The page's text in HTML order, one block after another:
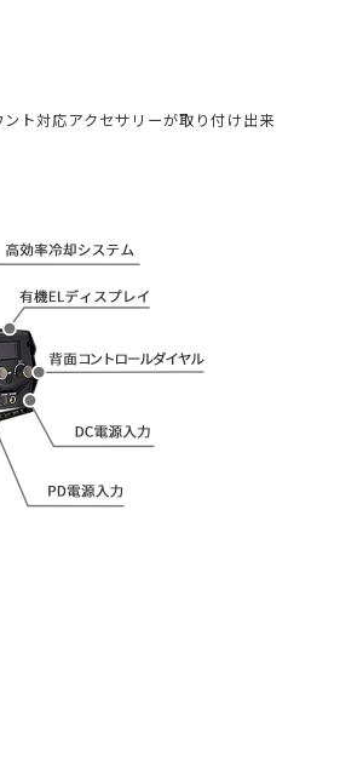
ト対応アクセサリーが取り付け出来